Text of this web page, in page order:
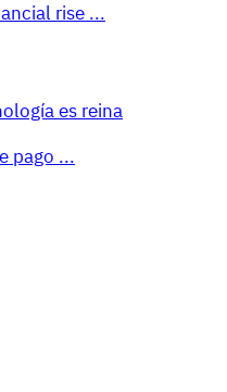
rise ...
es reina
pago ...